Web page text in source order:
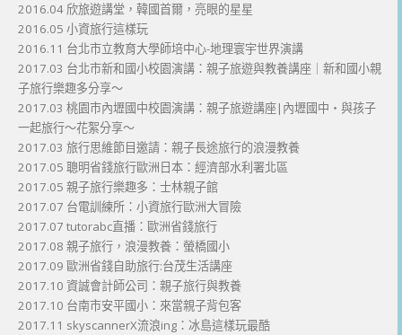
2016.04 欣旅遊講堂，韓國首爾，亮眼的星星
2016.05 小資旅行這樣玩
2016.11 台北市立教育大學師培中心-地理寰宇世界演講
2017.03 台北市新和國小校園演講：親子旅遊與教養講座｜新和國小親
子旅行樂趣多分享～
2017.03 桃園市內壢國中校園演講：親子旅遊講座|內壢國中・與孩子
一起旅行～花絮分享～
2017.03 旅行思維節目邀請：親子長途旅行的浪漫教養
2017.05 聰明省錢旅行歐洲日本：經濟部水利署北區
2017.05 親子旅行樂趣多：士林親子館
2017.07 台電訓練所：小資旅行歐洲大冒險
2017.07 tutorabc直播：歐洲省錢旅行
2017.08 親子旅行，浪漫教養：螢橋國小
2017.09 歐洲省錢自助旅行:台茂生活講座
2017.10 資誠會計師公司：親子旅行與教養
2017.10 台南市安平國小：來當親子背包客
2017.11 skyscannerX流浪ing：冰島這樣玩最酷